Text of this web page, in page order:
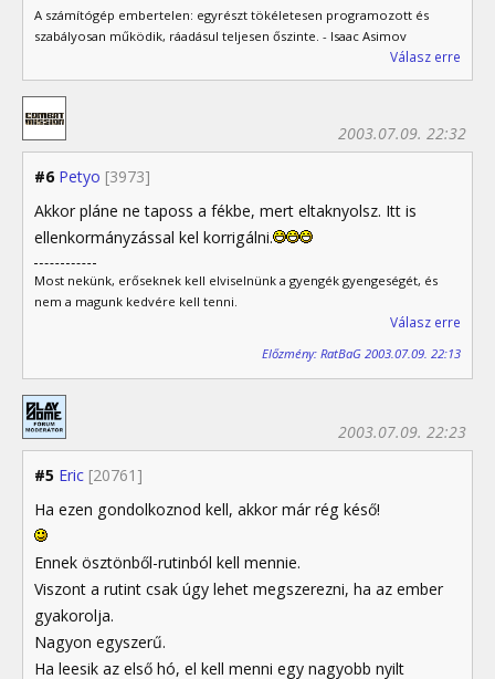
A számítógép embertelen: egyrészt tökéletesen programozott és
szabályosan működik, ráadásul teljesen őszinte. - Isaac Asimov
Válasz erre
#6 Petyo [3973]
2003.07.09. 22:32
Akkor pláne ne taposs a fékbe, mert eltaknyolsz. Itt is
ellenkormányzással kel korrigálni.
Most nekünk, erőseknek kell elviselnünk a gyengék gyengeségét, és
nem a magunk kedvére kell tenni.
Válasz erre
Előzmény: RatBaG 2003.07.09. 22:13
#5 Eric [20761]
2003.07.09. 22:23
Ha ezen gondolkoznod kell, akkor már rég késő!
Ennek ösztönből-rutinból kell mennie.
Viszont a rutint csak úgy lehet megszerezni, ha az ember
gyakorolja.
Nagyon egyszerű.
Ha leesik az első hó, el kell menni egy nagyobb nyilt